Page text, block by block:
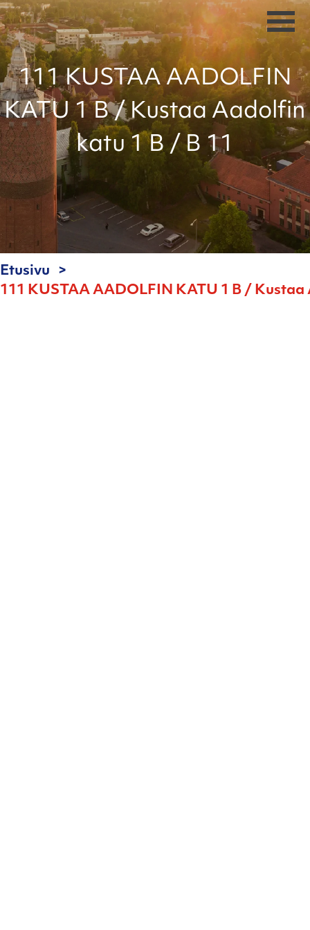
111 KUSTAA AADOLFIN
KATU 1 B / Kustaa Aadolfin
katu 1 B / B 11
Etusivu
111 KUSTAA AADOLFIN KATU 1 B / Kustaa